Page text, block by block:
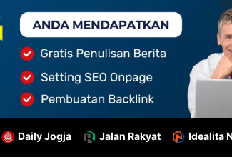
Daily Jogja Jalan Rakyat Idealita